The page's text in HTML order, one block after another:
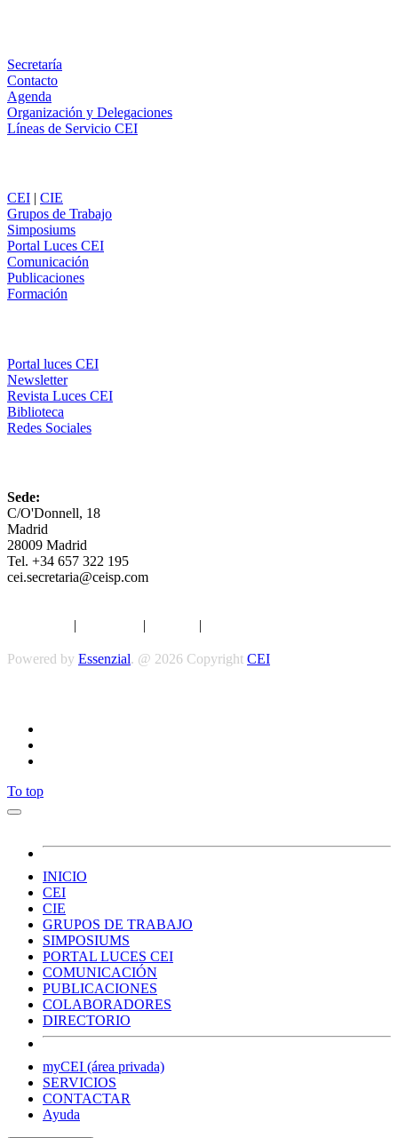
Secretaría
Contacto
Agenda
Organización y Delegaciones
Líneas de Servicio CEI
CEI | CIE
Grupos de Trabajo
Simposiums
Portal Luces CEI
Comunicación
Publicaciones
Formación
Portal luces CEI
Newsletter
Revista Luces CEI
Biblioteca
Redes Sociales
Sede:
C/O'Donnell, 18
Madrid
28009 Madrid
Tel. +34 657 322 195
cei.secretaria@ceisp.com
| | |
Powered by Essenzial. @ 2026 Copyright CEI
To top
INICIO
CEI
CIE
GRUPOS DE TRABAJO
SIMPOSIUMS
PORTAL LUCES CEI
COMUNICACIÓN
PUBLICACIONES
COLABORADORES
DIRECTORIO
myCEI (área privada)
SERVICIOS
CONTACTAR
Ayuda